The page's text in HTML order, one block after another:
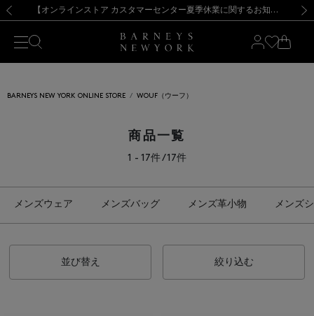
新規登録のお客様も対象！＜MY BARNEYS＞会員のお客様は11,000円（税込）以上のお買上げで常時送料無料！お買い物の際は会員登録を！
【夏季休業に伴う出荷一時停止のお知らせ】(2026.8.7) 【オンラインストア カスタマーセンター夏季休業に関するお知らせ】（2026.8.7）
【夏季休業に伴う返品・交換承り一時停止のお知らせ】（2026.8.5）
熊本県を中心とした地震の影響によるお荷物のお届けについて
【開催中】SUMMER SALEのご案内・ご注意事項 新規登録のお客様も対象！＜MY BARNEYS＞会員のお客様は11,000円（税込）以上のお買上げで常時送料無料！お買い物の際は会員登録を！
【夏季休業に伴う出荷一時停止のお知らせ】(2026.8.7)
BARNEYS NEW YORK ONLINE STORE WOUF（ウーフ）
商品一覧
1 - 17件 / 17件
メンズウェア メンズバッグ メンズ革小物 メンズ
並び替え 絞り込む